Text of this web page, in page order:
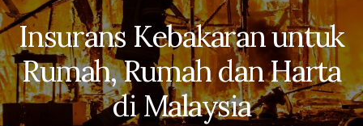
Insurans Kebakaran untuk
Rumah, Rumah dan Harta
di Malaysia